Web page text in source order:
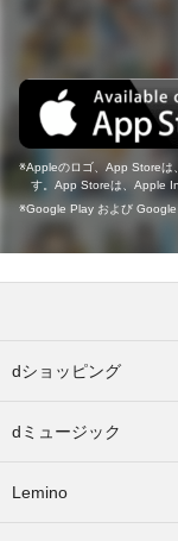
Appleのロゴ、App Storeは
す。App Storeは、Apple
Google Play および Google
dショッピング
dミュージック
Lemino